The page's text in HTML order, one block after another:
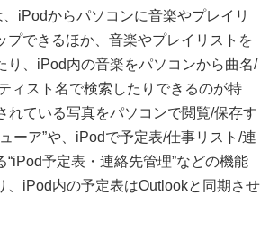
、iPodからパソコンに音楽やプレイリ
プできるほか、音楽やプレイリストを
り、iPod内の音楽をパソコンから曲名/
ィスト名で検索したりできるのが特
れている写真をパソコンで閲覧/保存す
ーア”や、iPodで予定表/仕事リスト/連
“iPod予定表・連絡先管理”などの機能
、iPod内の予定表はOutlookと同期させ